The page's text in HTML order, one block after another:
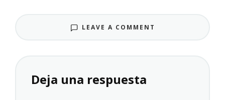
LEAVE A COMMENT
Deja una respuesta